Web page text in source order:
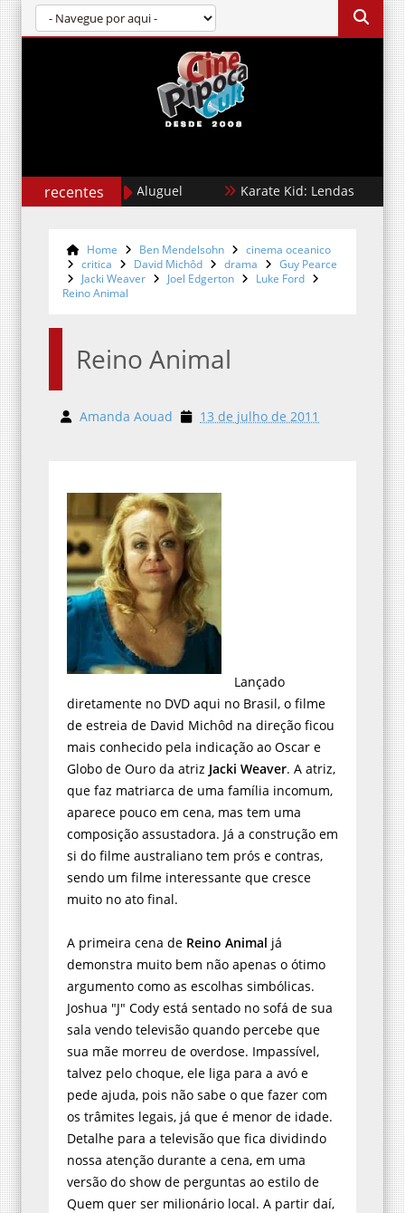
recentes
Cães de Aluguel Karate Kid: Lendas
Home Ben Mendelsohn
cinema oceanico
critica
David Michôd drama
Guy Pearce
Jacki Weaver
Joel Edgerton
Luke Ford
Reino Animal
Reino Animal
Amanda Aouad 13 de julho de 2011
Lançado
diretamente no DVD aqui no Brasil, o filme
de estreia de David Michôd na direção ficou
mais conhecido pela indicação ao Oscar e
Globo de Ouro da atriz Jacki Weaver. A atriz,
que faz matriarca de uma família incomum,
aparece pouco em cena, mas tem uma
composição assustadora. Já a construção em
si do filme australiano tem prós e contras,
sendo um filme interessante que cresce
muito no ato final.
A primeira cena de Reino Animal já
demonstra muito bem não apenas o ótimo
argumento como as escolhas simbólicas.
Joshua "J" Cody está sentado no sofá de sua
sala vendo televisão quando percebe que
sua mãe morreu de overdose. Impassível,
talvez pelo choque, ele liga para a avó e
pede ajuda, pois não sabe o que fazer com
os trâmites legais, já que é menor de idade.
Detalhe para a televisão que fica dividindo
nossa atenção durante a cena, em uma
versão do show de perguntas ao estilo de
Quem quer ser milionário local. A partir daí,